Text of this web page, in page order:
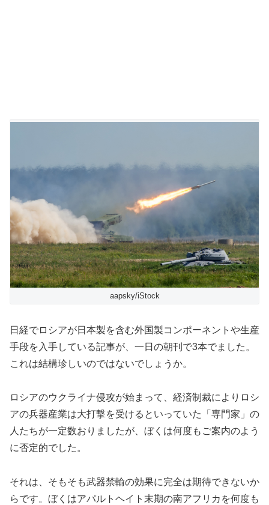
aapsky/iStock
日経でロシアが日本製を含む外国製コンポーネントや生産
手段を入手している記事が、一日の朝刊で3本でました。
これは結構珍しいのではないでしょうか。
ロシアのウクライナ侵攻が始まって、経済制裁によりロシ
アの兵器産業は大打撃を受けるといっていた「専門家」の
人たちが一定数おりましたが、ぼくは何度もご案内のよう
に否定的でした。
それは、そもそも武器禁輸の効果に完全は期待できないか
らです。ぼくはアパルトヘイト末期の南アフリカを何度も